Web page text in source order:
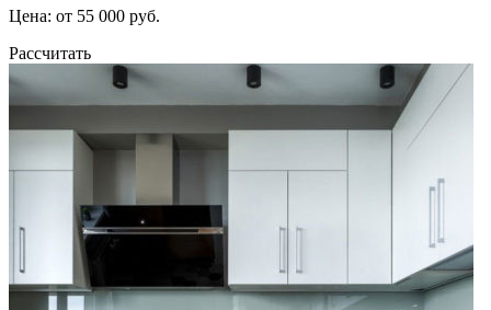
Цена: от 55 000 руб.
Рассчитать